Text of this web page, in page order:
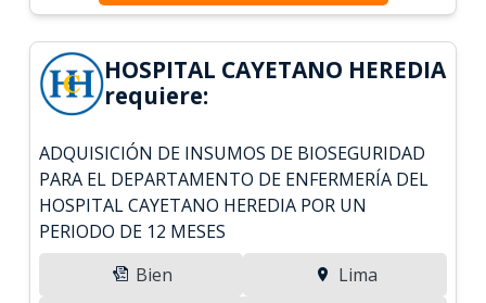
HOSPITAL CAYETANO HEREDIA
requiere:
ADQUISICIÓN DE INSUMOS DE BIOSEGURIDAD
PARA EL DEPARTAMENTO DE ENFERMERÍA DEL
HOSPITAL CAYETANO HEREDIA POR UN
PERIODO DE 12 MESES
Bien
Lima